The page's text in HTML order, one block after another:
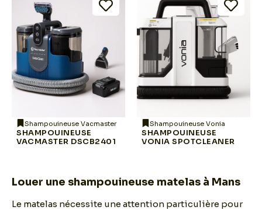
Shampouineuse Vacmaster
SHAMPOUINEUSE
VACMASTER DSCB2401
Shampouineuse Vonia
SHAMPOUINEUSE
VONIA SPOTCLEANER
Louer une shampouineuse matelas à Mans
Le matelas nécessite une attention particulière pour